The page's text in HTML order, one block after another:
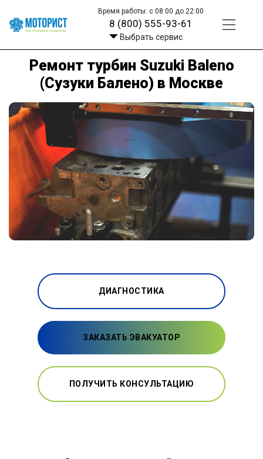
Время работы: с 08:00 до 22:00
8 (800) 555-93-61
Выбрать сервис
Ремонт турбин Suzuki Baleno
(Сузуки Балено) в Москве
ДИАГНОСТИКА
ЗАКАЗАТЬ ЭВАКУАТОР
ПОЛУЧИТЬ КОНСУЛЬТАЦИЮ